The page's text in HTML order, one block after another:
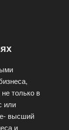
только в
или
высший
и